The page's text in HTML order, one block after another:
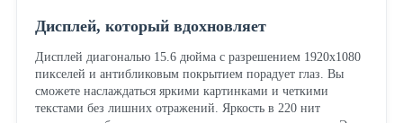
Дисплей, который вдохновляет
Дисплей диагональю 15.6 дюйма с разрешением 1920x1080
пикселей и антибликовым покрытием порадует глаз. Вы
сможете наслаждаться яркими картинками и четкими
текстами без лишних отражений. Яркость в 220 нит